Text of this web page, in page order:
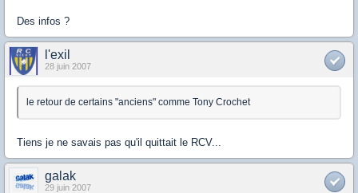
Des infos ?
l'exil
28 juin 2007
le retour de certains "anciens" comme Tony Crochet
Tiens je ne savais pas qu'il quittait le RCV...
galak
29 juin 2007